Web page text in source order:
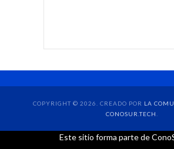
COPYRIGHT © 2026. CREADO POR LA
CONOSUR.TECH
Este sitio forma parte de